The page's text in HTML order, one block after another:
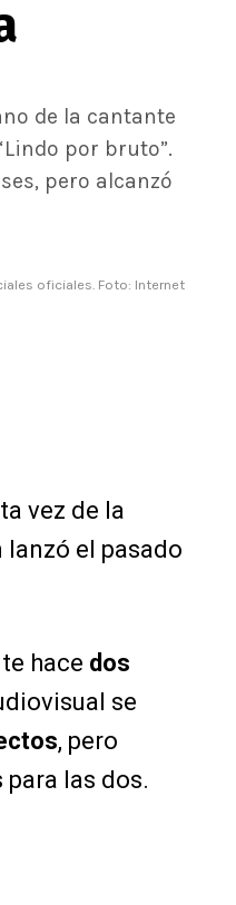
de la cantante
por bruto”.
pero alcanzó
oficiales. Foto: Internet
vez de la
lanzó el pasado
hace dos
se
, pero
las dos.